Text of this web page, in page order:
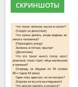
СКРИНШОТЫ